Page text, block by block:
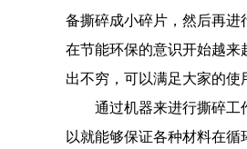
备撕碎成小碎片，然后再
在节能环保的意识开始越
出不穷，可以满足大家的使
通过机器来进行撕碎工作
以就能够保证各种材料在